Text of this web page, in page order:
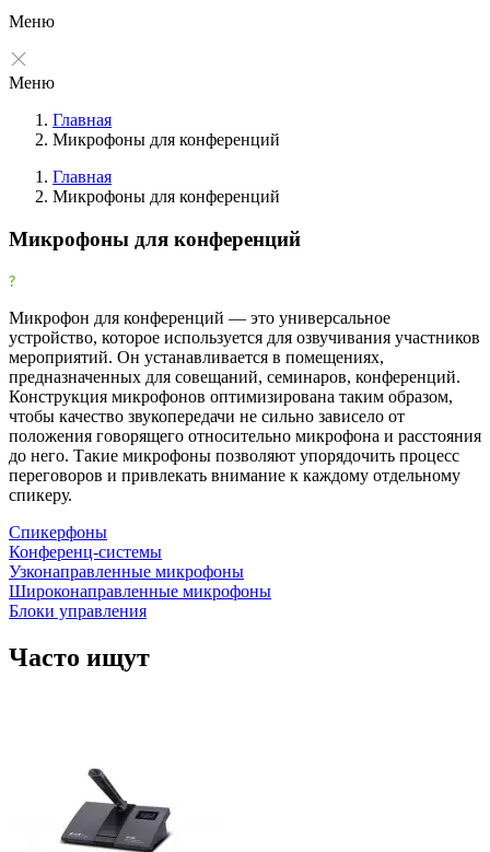
Меню
Меню
Главная
Микрофоны для конференций
Фильтры
Очистить
Товары со скидкой
Товары со скидкой 15
Все производители
Accutone 1
Acoustic Magic 1
AKG 4
Anker
Audio-Technica
Avaya 9
Aver 2
Biamp 20
clevermic BKR
Dell 1
eMeet 10
Epos 1
Главная
Микрофоны для конференций
Микрофоны для конференций
Микрофон для конференций — это универсальное
устройство, которое используется для озвучивания участников
мероприятий. Он устанавливается в помещениях,
предназначенных для совещаний, семинаров, конференций.
Конструкция микрофонов оптимизирована таким образом,
чтобы качество звукопередачи не сильно зависело от
положения говорящего относительно микрофона и расстояния
до него. Такие микрофоны позволяют упорядочить процесс
переговоров и привлекать внимание к каждому отдельному
спикеру.
Спикерфоны
Конференц-системы
Узконаправленные микрофоны
Широконаправленные микрофоны
Блоки управления
Часто ищут